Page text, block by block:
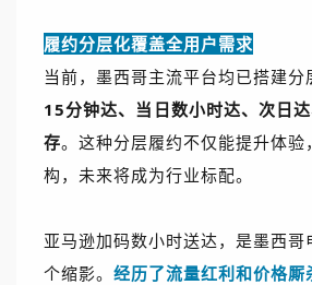
履约分层化覆盖全用户需求
当前，墨西哥主流平台均已搭建分
15分钟达、当日数小时达、次日
存。这种分层履约不仅能提升体验
构，未来将成为行业标配。
亚马逊加码数小时送达，是墨西哥
个缩影。 经历了流量红利和价格厮